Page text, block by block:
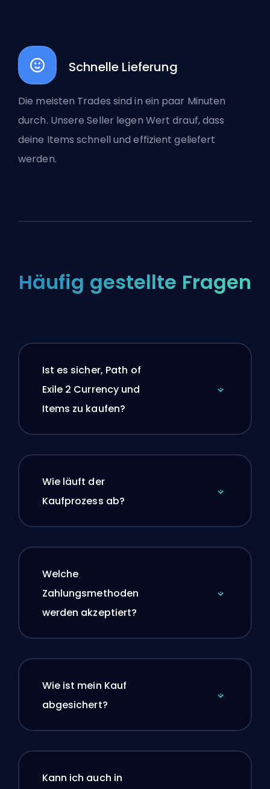
Schnelle Lieferung
Die meisten Trades sind in ein paar Minuten
durch. Unsere Seller legen Wert drauf, dass
deine Items schnell und effizient geliefert
werden.
Häufig gestellte Fragen
Ist es sicher, Path of
Exile 2 Currency und
Items zu kaufen?
Wie läuft der
Kaufprozess ab?
Welche
Zahlungsmethoden
werden akzeptiert?
Wie ist mein Kauf
abgesichert?
Kann ich auch in